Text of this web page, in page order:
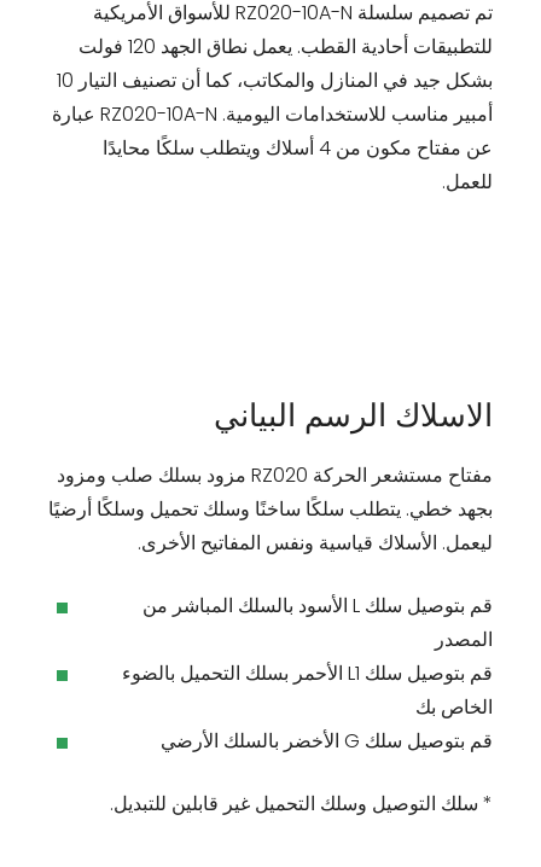
تم تصميم سلسلة RZ020-10A-N للأسواق الأمريكية
للتطبيقات أحادية القطب. يعمل نطاق الجهد 120 فولت
بشكل جيد في المنازل والمكاتب، كما أن تصنيف التيار 10
أمبير مناسب للاستخدامات اليومية. RZ020-10A-N عبارة
عن مفتاح مكون من 4 أسلاك ويتطلب سلكًا محايدًا
للعمل.
الاسلاك الرسم البياني
مفتاح مستشعر الحركة RZ020 مزود بسلك صلب ومزود
بجهد خطي. يتطلب سلكًا ساخنًا وسلك تحميل وسلكًا أرضيًا
ليعمل. الأسلاك قياسية ونفس المفاتيح الأخرى.
قم بتوصيل سلك L الأسود بالسلك المباشر من
المصدر
قم بتوصيل سلك L1 الأحمر بسلك التحميل بالضوء
الخاص بك
قم بتوصيل سلك G الأخضر بالسلك الأرضي
* سلك التوصيل وسلك التحميل غير قابلين للتبديل.